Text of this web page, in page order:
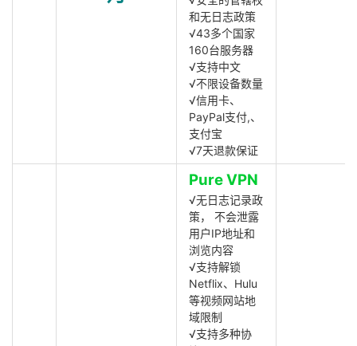
和无日志政策
√43多个国家
160台服务器
√支持中文
√不限设备数量
√信用卡、
PayPal支付,、
支付宝
√7天退款保证
Pure VPN
√无日志记录政
策， 不会泄露
用户IP地址和
浏览内容
√支持解锁
Netflix、Hulu
等视频网站地
域限制
√支持多种协